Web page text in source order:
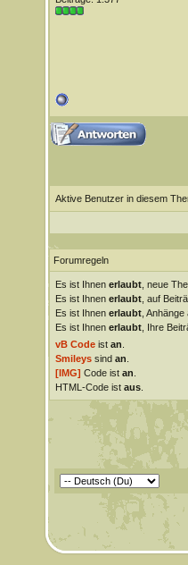
Aktive Benutzer in diesem
Forumregeln
Es ist Ihnen erlaubt, neue
Es ist Ihnen erlaubt, auf
Es ist Ihnen erlaubt, Anhänge
Es ist Ihnen erlaubt, Ihre
vB Codeist an
Smileyssind an
[IMG] Code ist an
HTML-Code ist aus.